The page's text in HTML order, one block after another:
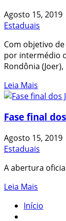
Agosto 15, 2019
Estaduais
Com objetivo
por intermédio
Rondônia
Leia Mais
Fase final
Agosto 15, 2019
Estaduais
A abertura
Leia Mais
Início